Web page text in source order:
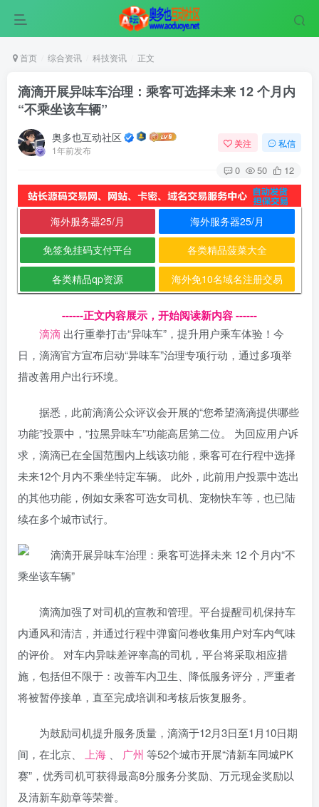
首页 综合资讯 科技资讯 正文
滴滴开展异味车治理：乘客可选择未来 12 个月内
“不乘坐该车辆”
奥多也互动社区
1年前发布
关注 私信
0 50 12
海外服务器25/月 海外服务器25/月
免签免挂码支付平台 各类精品菠菜大全
各类精品qp资源 海外免10名域名注册交易
------正文内容展示，开始阅读新内容 ------
滴滴 出行重拳打击“异味车”，提升用户乘车体验！今
日，滴滴官方宣布启动“异味车”治理专项行动，通过多项举
措改善用户出行环境。
据悉，此前滴滴公众评议会开展的“您希望滴滴提供哪些
功能”投票中，“拉黑异味车”功能高居第二位。 为回应用户诉
求，滴滴已在全国范围内上线该功能，乘客可在行程中选择
未来12个月内不乘坐特定车辆。 此外，此前用户投票中选出
的其他功能，例如女乘客可选女司机、宠物快车等，也已陆
续在多个城市试行。
滴滴加强了对司机的宣教和管理。平台提醒司机保持车
内通风和清洁，并通过行程中弹窗问卷收集用户对车内气味
的评价。 对车内异味差评率高的司机，平台将采取相应措
施，包括但不限于：改善车内卫生、降低服务评分，严重者
将被暂停接单，直至完成培训和考核后恢复服务。
为鼓励司机提升服务质量，滴滴于12月3日至1月10日期
间，在北京、 上海 、 广州 等52个城市开展“清新车同城PK
赛”，优秀司机可获得最高8分服务分奖励、万元现金奖励以
及清新车勋章等荣誉。